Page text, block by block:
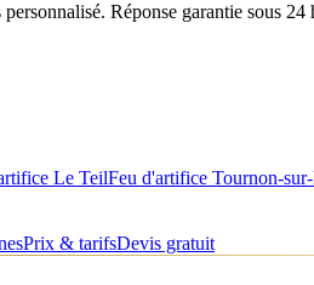
Réponse garantie sous 24
Le TeilFeu d'artifice Tournon-
Prix & tarifsDevis gratuit